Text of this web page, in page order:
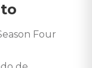
Four